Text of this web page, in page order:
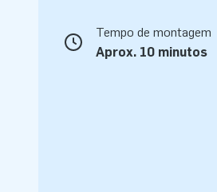
Tempo de montagem
Aprox. 10 minutos